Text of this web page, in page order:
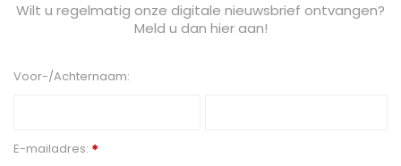
Wilt u regelmatig onze digitale nieuwsbrief ontvangen?
Meld u dan hier aan!
Voor-/Achternaam:
E-mailadres: *